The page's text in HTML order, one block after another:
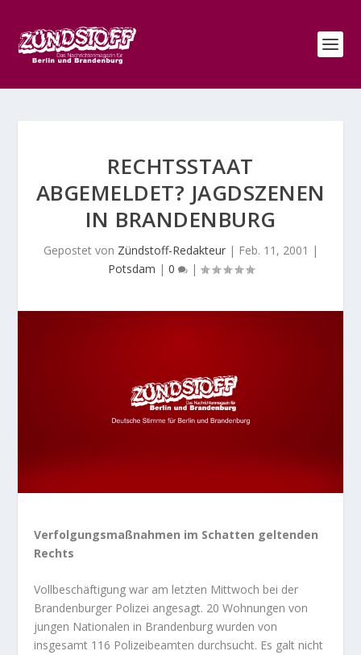
RECHTSSTAAT
ABGEMELDET? JAGDSZENEN
IN BRANDENBURG
Gepostet von Zündstoff-Redakteur| Feb. 11, 2001 |
Potsdam | 0 |
Verfolgungsmaßnahmen im Schatten geltenden
Rechts
Vollbeschäftigung war am letzten Mittwoch bei der
Brandenburger Polizei angesagt. 20 Wohnungen von
jungen Nationalen in Brandenburg wurden von
insgesamt 116 Polizeibeamten durchsucht. Es galt nicht